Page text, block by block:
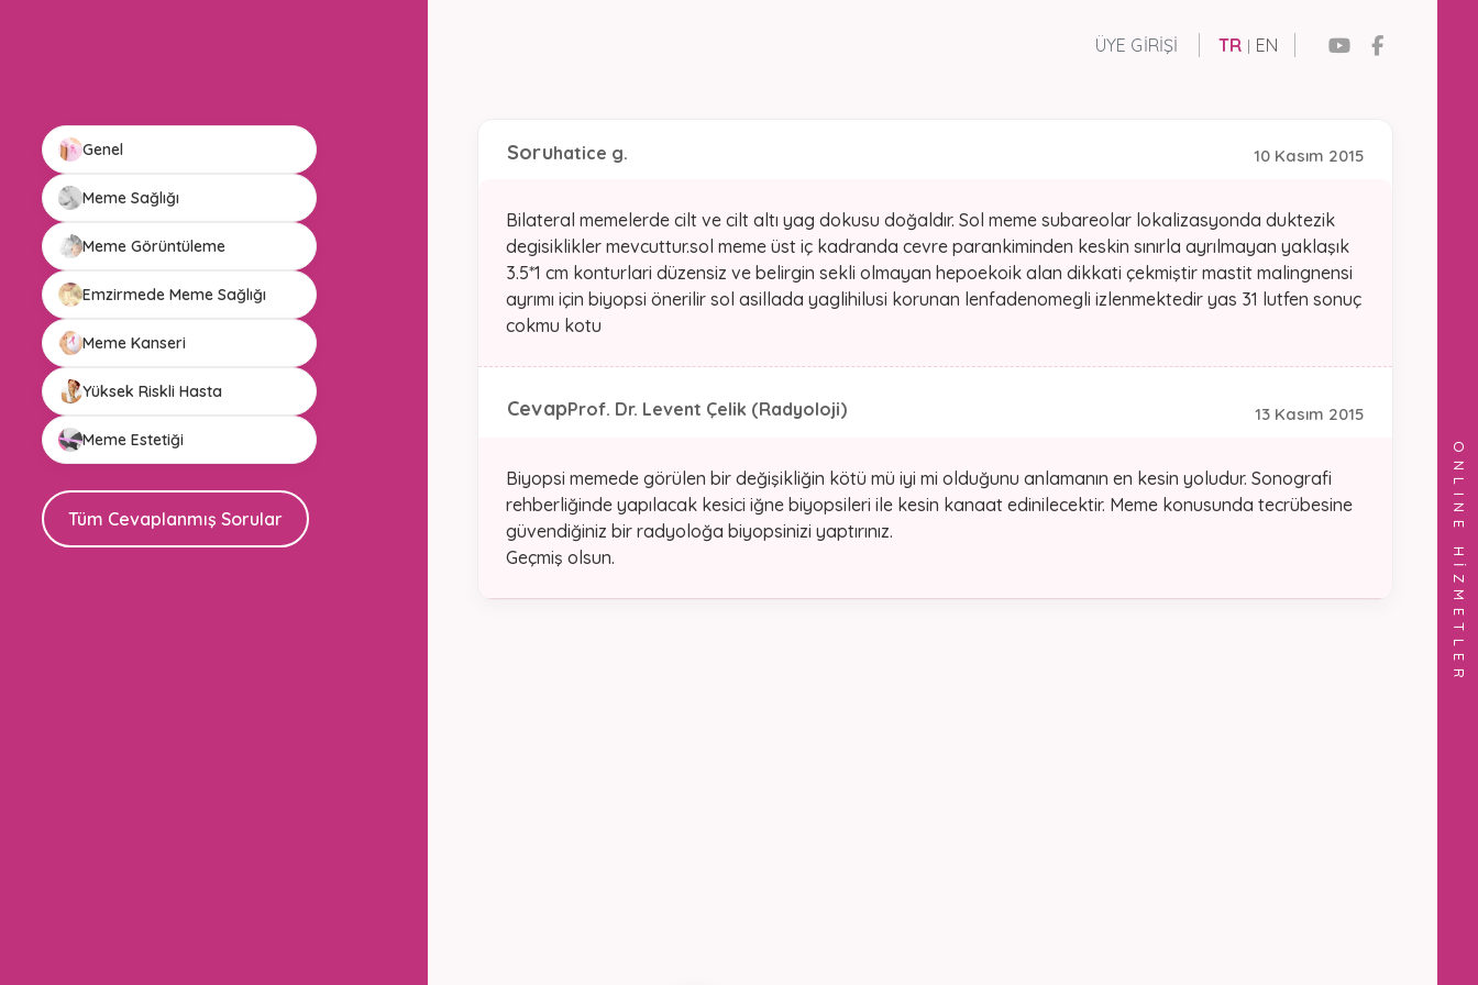
ÜYE GIRIŞI TR | EN
ONLINE HİZMETLER
Genel
Meme Sağlığı
Meme Görüntüleme
Emzirmede Meme Sağlığı
Meme Kanseri
Yüksek Riskli Hasta
Meme Estetiği
Tüm Cevaplanmış Sorular
10 Kasım 2015
Soruhatice g.
Bilateral memelerde cilt ve cilt altı yag dokusu doğaldır. Sol meme subareolar lokalizasyonda duktezik
degisiklikler mevcuttur.sol meme üst iç kadranda cevre parankiminden keskin sınırla ayrılmayan yaklaşık
3.5*1 cm konturlari düzensiz ve belirgin sekli olmayan hepoekoik alan dikkati çekmiştir mastit malingnensi
ayrımı için biyopsi önerilir sol asillada yaglihilusi korunan lenfadenomegli izlenmektedir yas 31 lutfen sonuç
cokmu kotu
13 Kasım 2015
CevapProf. Dr. Levent Çelik (Radyoloji)
Biyopsi memede görülen bir değişikliğin kötü mü iyi mi olduğunu anlamanın en kesin yoludur. Sonografi
rehberliğinde yapılacak kesici iğne biyopsileri ile kesin kanaat edinilecektir. Meme konusunda tecrübesine
güvendiğiniz bir radyoloğa biyopsinizi yaptırınız.
Geçmiş olsun.